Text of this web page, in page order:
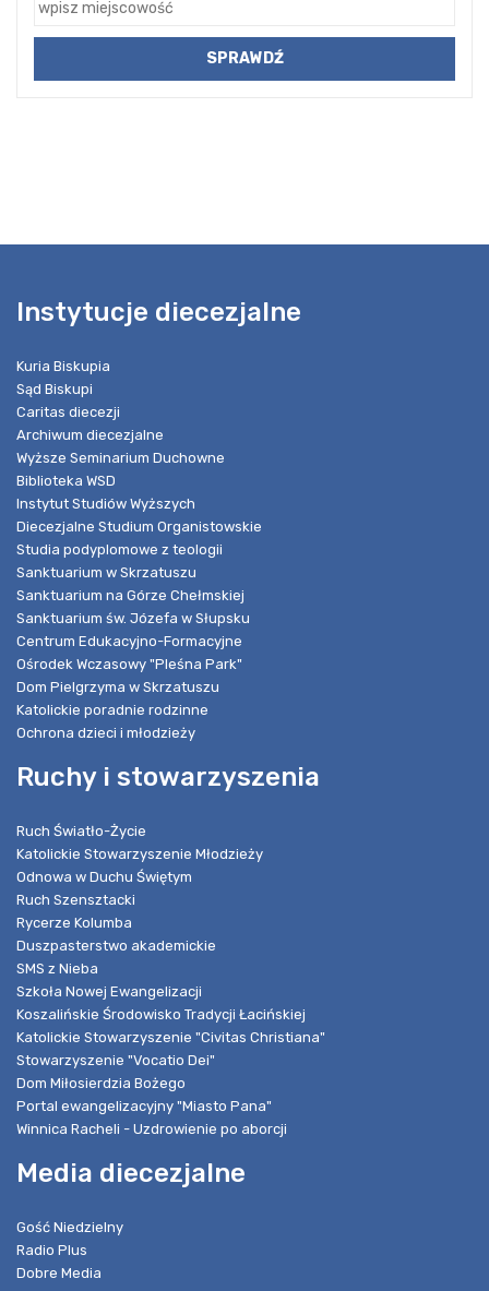
Instytucje diecezjalne
Kuria Biskupia
Sąd Biskupi
Caritas diecezji
Archiwum diecezjalne
Wyższe Seminarium Duchowne
Biblioteka WSD
Instytut Studiów Wyższych
Diecezjalne Studium Organistowskie
Studia podyplomowe z teologii
Sanktuarium w Skrzatuszu
Sanktuarium na Górze Chełmskiej
Sanktuarium św. Józefa w Słupsku
Centrum Edukacyjno-Formacyjne
Ośrodek Wczasowy "Pleśna Park"
Dom Pielgrzyma w Skrzatuszu
Katolickie poradnie rodzinne
Ochrona dzieci i młodzieży
Ruchy i stowarzyszenia
Ruch Światło-Życie
Katolickie Stowarzyszenie Młodzieży
Odnowa w Duchu Świętym
Ruch Szensztacki
Rycerze Kolumba
Duszpasterstwo akademickie
SMS z Nieba
Szkoła Nowej Ewangelizacji
Koszalińskie Środowisko Tradycji Łacińskiej
Katolickie Stowarzyszenie "Civitas Christiana"
Stowarzyszenie "Vocatio Dei"
Dom Miłosierdzia Bożego
Portal ewangelizacyjny "Miasto Pana"
Winnica Racheli - Uzdrowienie po aborcji
Media diecezjalne
Gość Niedzielny
Radio Plus
Dobre Media